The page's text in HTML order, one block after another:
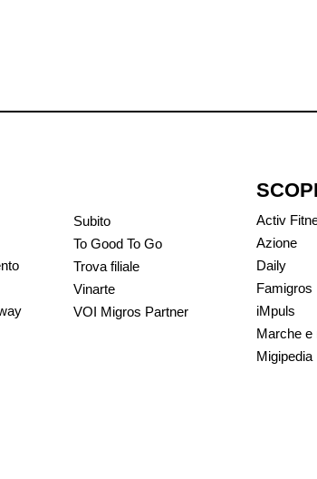
Subito
To Good To Go
Trova filiale
Vinarte
VOI Migros Partner
Activ
Azione
Daily
Famigros
iMpuls
Marche e
Migipedia